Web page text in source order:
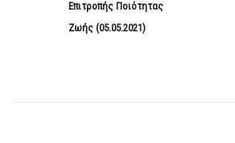
Επιτροπής Ποιότητας
Ζωής (05.05.2021)